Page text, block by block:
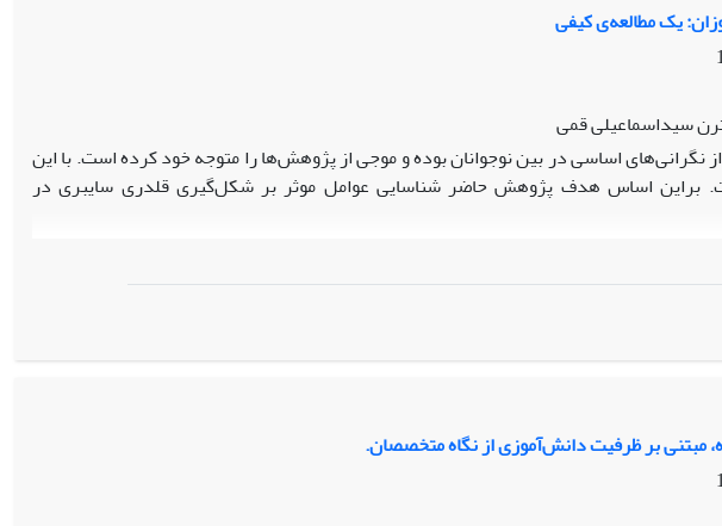
در تبیین اضطراب یادگیری زبان در دانش‌آموزان است، بر این اساس، کاهش انتظارات
مدیریت اضطراب زبان در محیط‌های آموزشی باشد.
یک مطالعه‌ی کیفی
سیداسماعیلی قمی
اساسی در بین نوجوانان بوده و موجی از پژوهش‌ها را متوجه خود کرده است. با این
براین اساس هدف پژوهش حاضر شناسایی عوامل موثر بر شکل‌گیری قلدری سایبری در
داده‌ها یک پژوهش کیفی از نوع تحلیل مضمون است. جامعه آماری پژوهش تمامی
داده‌ها شامل مصاحبه نیمه ساختاریافته و پرسشنامه تجربه قلدری‌– قربانی ‌سایبری
(CBVEQ؛ آنتیادو و همکاران، 2016) بود. در پژوهش حاضر تحلیل داده‌ها به روش کدگذاری دو مرحله‌ای باز و مقوله‌ای و نرم افزار SPSS برای تعیین ضریب کاپا
و عدم بازداری آنلاین بدست آمد.
مبتنی بر ظرفیت دانش‌آموزی از نگاه متخصصان.